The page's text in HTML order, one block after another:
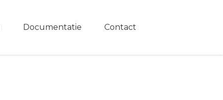
Documentatie Contact